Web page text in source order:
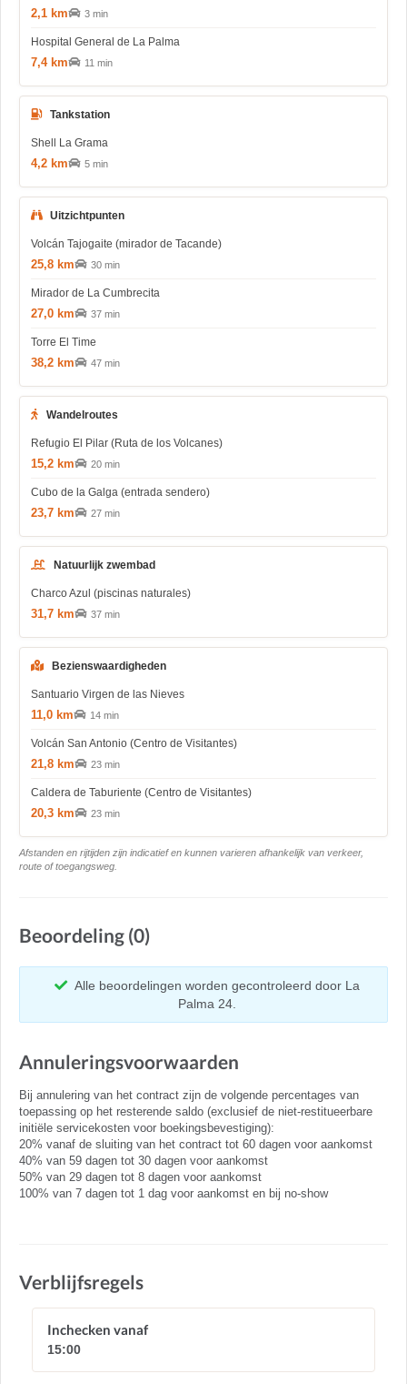
2,1 km 3 min
Hospital General de La Palma
7,4 km 11 min
Tankstation
Shell La Grama
4,2 km 5 min
Uitzichtpunten
Volcán Tajogaite (mirador de Tacande)
25,8 km 30 min
Mirador de La Cumbrecita
27,0 km 37 min
Torre El Time
38,2 km 47 min
Wandelroutes
Refugio El Pilar (Ruta de los Volcanes)
15,2 km 20 min
Cubo de la Galga (entrada sendero)
23,7 km 27 min
Natuurlijk zwembad
Charco Azul (piscinas naturales)
31,7 km 37 min
Bezienswaardigheden
Santuario Virgen de las Nieves
11,0 km 14 min
Volcán San Antonio (Centro de Visitantes)
21,8 km 23 min
Caldera de Taburiente (Centro de Visitantes)
20,3 km 23 min
Afstanden en rijtijden zijn indicatief en kunnen varieren afhankelijk van verkeer,
route of toegangsweg.
Beoordeling (0)
Alle beoordelingen worden gecontroleerd door La
Palma 24.
Annuleringsvoorwaarden
Bij annulering van het contract zijn de volgende percentages van
toepassing op het resterende saldo (exclusief de niet-restitueerbare
initiële servicekosten voor boekingsbevestiging):
20% vanaf de sluiting van het contract tot 60 dagen voor aankomst
40% van 59 dagen tot 30 dagen voor aankomst
50% van 29 dagen tot 8 dagen voor aankomst
100% van 7 dagen tot 1 dag voor aankomst en bij no-show
Verblijfsregels
Inchecken vanaf
15:00